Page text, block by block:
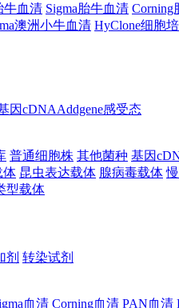
牛血清 Sigma胎牛血清 Corning
澳洲小牛血清 HyClone细胞
因cDNAAddgene感受态
普通细胞株 其他菌种 基因
体 昆虫表达载体 腺病毒载体
型载体
剂 转染试剂
血清 Corning血清 PAN血清